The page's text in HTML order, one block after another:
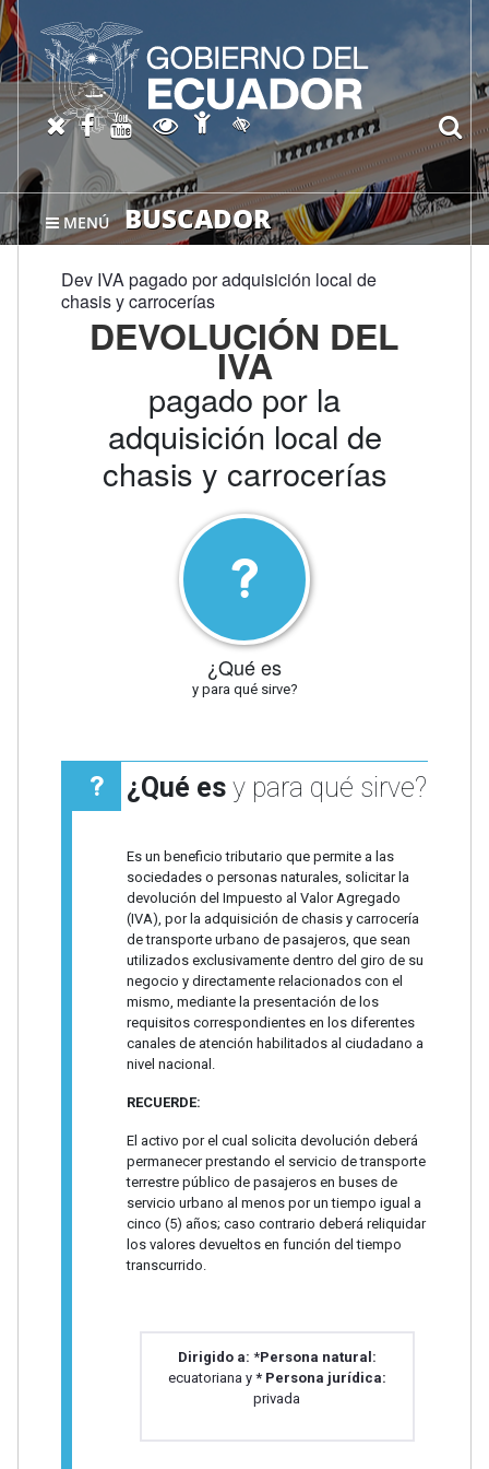
MENÚ BUSCADOR
X oficial del SRI
Facebook oficial SRI
Canal del SRI en YouTube
Abrir página de
Abrir página de
Activar/quitar contraste
Dev IVA pagado por adquisición local de
chasis y carrocerías
DEVOLUCIÓN DEL
IVA
pagado por la
adquisición local de
chasis y carrocerías
¿Qué es
y para qué sirve?
¿Qué esy para qué sirve?
Es un beneficio tributario que permite a las
sociedades o personas naturales, solicitar la
devolución del Impuesto al Valor Agregado
(IVA), por la adquisición de chasis y carrocería
de transporte urbano de pasajeros, que sean
utilizados exclusivamente dentro del giro de su
negocio y directamente relacionados con el
mismo, mediante la presentación de los
requisitos correspondientes en los diferentes
canales de atención habilitados al ciudadano a
nivel nacional.
RECUERDE:
El activo por el cual solicita devolución deberá
permanecer prestando el servicio de transporte
terrestre público de pasajeros en buses de
servicio urbano al menos por un tiempo igual a
cinco (5) años; caso contrario deberá reliquidar
los valores devueltos en función del tiempo
transcurrido.
Dirigido a: *Persona natural:
ecuatoriana y* Persona jurídica:
privada